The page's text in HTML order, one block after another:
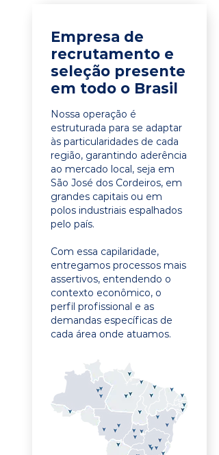
Empresa de
recrutamento e
seleção presente
em todo o Brasil
Nossa operação é
estruturada para se adaptar
às particularidades de cada
região, garantindo aderência
ao mercado local, seja em
São José dos Cordeiros, em
grandes capitais ou em
polos industriais espalhados
pelo país.
Com essa capilaridade,
entregamos processos mais
assertivos, entendendo o
contexto econômico, o
perfil profissional e as
demandas específicas de
cada área onde atuamos.